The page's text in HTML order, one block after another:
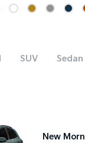
SUV Sedan
New